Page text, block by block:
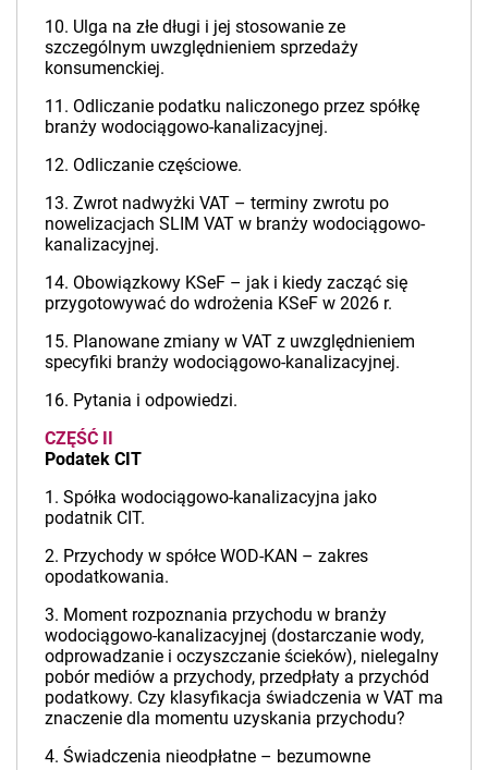
10. Ulga na złe długi i jej stosowanie ze
szczególnym uwzględnieniem sprzedaży
konsumenckiej.
11. Odliczanie podatku naliczonego przez spółkę
branży wodociągowo-kanalizacyjnej.
12. Odliczanie częściowe.
13. Zwrot nadwyżki VAT – terminy zwrotu po
nowelizacjach SLIM VAT w branży wodociągowo-
kanalizacyjnej.
14. Obowiązkowy KSeF – jak i kiedy zacząć się
przygotowywać do wdrożenia KSeF w 2026 r.
15. Planowane zmiany w VAT z uwzględnieniem
specyfiki branży wodociągowo-kanalizacyjnej.
16. Pytania i odpowiedzi.
CZĘŚĆ II
Podatek CIT
1. Spółka wodociągowo-kanalizacyjna jako
podatnik CIT.
2. Przychody w spółce WOD-KAN – zakres
opodatkowania.
3. Moment rozpoznania przychodu w branży
wodociągowo-kanalizacyjnej (dostarczanie wody,
odprowadzanie i oczyszczanie ścieków), nielegalny
pobór mediów a przychody, przedpłaty a przychód
podatkowy. Czy klasyfikacja świadczenia w VAT ma
znaczenie dla momentu uzyskania przychodu?
4. Świadczenia nieodpłatne – bezumowne